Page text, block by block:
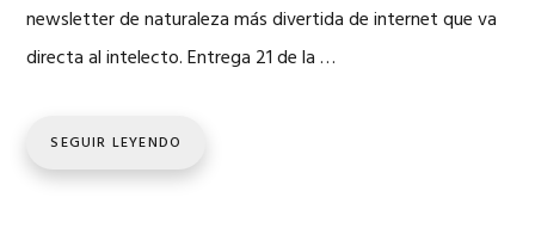
newsletter de naturaleza más divertida de internet que va
directa al intelecto. Entrega 21 de la …
SEGUIR LEYENDO